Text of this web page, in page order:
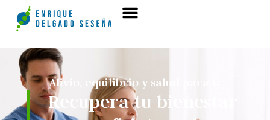
Alivio, equilibrio y salud para ti
Recupera tu bienestar